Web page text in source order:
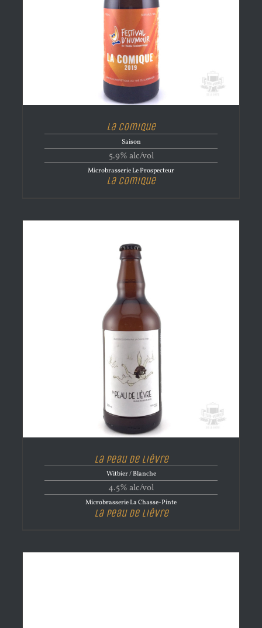
La Comique
Saison
5.9% alc/vol
Microbrasserie Le Prospecteur
La Comique
La Peau De Lièvre
Witbier / Blanche
4.5% alc/vol
Microbrasserie La Chasse-Pinte
La Peau De Lièvre